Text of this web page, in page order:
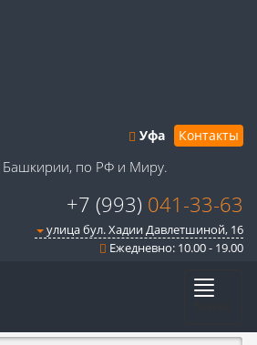
Уфа Контакты
по РФ и Миру.
+7 (993) 041-33-63
улица бул. Хадии Давлетшиной, 16
Ежедневно: 10.00 - 19.00